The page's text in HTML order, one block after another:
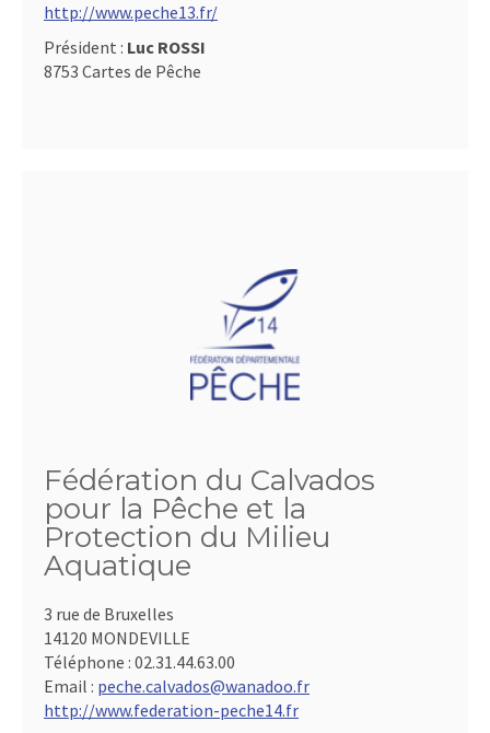
http://www.peche13.fr/
Président : Luc ROSSI
8753 Cartes de Pêche
Fédération du Calvados
pour la Pêche et la
Protection du Milieu
Aquatique
3 rue de Bruxelles
14120 MONDEVILLE
Téléphone : 02.31.44.63.00
Email : peche.calvados@wanadoo.fr
http://www.federation-peche14.fr